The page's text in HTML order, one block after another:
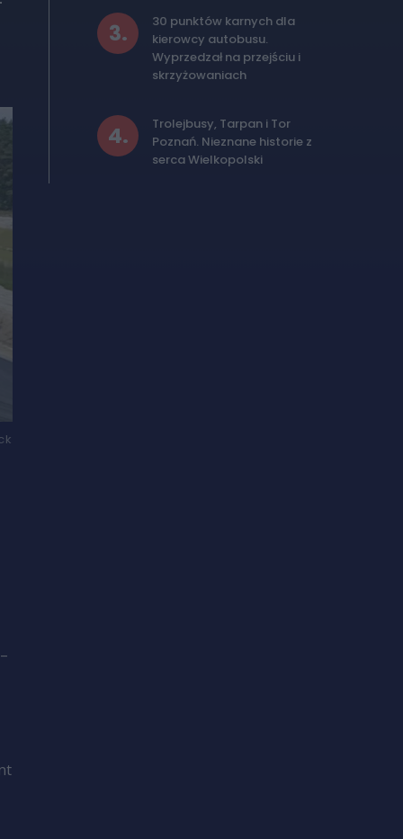
3.
30 punktów karnych dla
kierowcy autobusu.
Wyprzedzał na przejściu i
skrzyżowaniach
4.
Trolejbusy, Tarpan i Tor
Poznań. Nieznane historie z
serca Wielkopolski